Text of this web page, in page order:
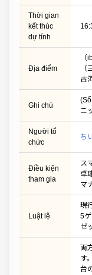
Thời gian
kết thúc
dự tính
Địa điểm
古
Ghi chú
ニ
Người tổ
chức
ち
Điều kiện
tham gia
ス
卓
マ
Luật lệ
現
5
ゼ
両
す。
台